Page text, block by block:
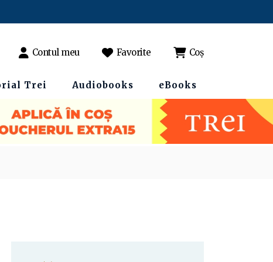
Contul meu Favorite Coș
Trei Audiobooks eBooks